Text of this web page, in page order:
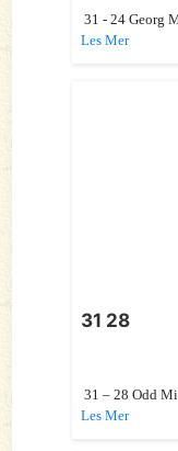
31 - 24 Georg
Les Mer
31 28
31 – 28 Odd
Les Mer